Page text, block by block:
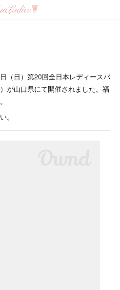
（日）第20回全日本レディースバ
が山口県にて開催されました。福
。